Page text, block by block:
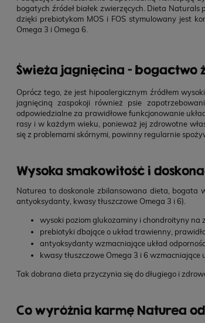
bogatych źródeł białek zwierzęcych. Dieta
dzięki prebiotykom MOS i FOS stymulowany jest
Omega 3 i Omega 6.
Świeża jagnięcina - bogactwo
Oprócz tego, że jest hipoalergicznym źródłem
jagnięciną zaspokoji również psie
odpowiedzialne za prawidłowe funkcjonowanie
rasy i w każdym wieku, ponieważ jej zdrowotne
się z problemami skórnymi, powinny regularnie
Wysoka smakowitość i
Naturea to doskonale zbilansowana dieta, bogata
antyoksydanty, kwasy tłuszczowe Omega 3 i 6).
wysoki poziom glukozaminy i chondroityny na
prebiotyki dbające o układ trawienny,
antyoksydanty wzmacniające układ
kwasy tłuszczowe Omega 3 i 6 wzmacniające
Tak dobrana dieta przyczynia się do długiego i
Co wyróżnia karmę Naturea